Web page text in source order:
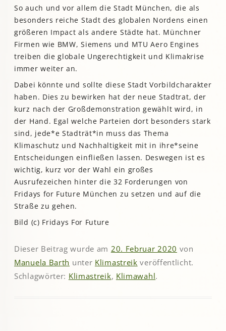
So auch und vor allem die Stadt München, die als
besonders reiche Stadt des globalen Nordens einen
größeren Impact als andere Städte hat. Münchner
Firmen wie BMW, Siemens und MTU Aero Engines
treiben die globale Ungerechtigkeit und Klimakrise
immer weiter an.
Dabei könnte und sollte diese Stadt Vorbildcharakter
haben. Dies zu bewirken hat der neue Stadtrat, der
kurz nach der Großdemonstration gewählt wird, in
der Hand. Egal welche Parteien dort besonders stark
sind, jede*e Stadträt*in muss das Thema
Klimaschutz und Nachhaltigkeit mit in ihre*seine
Entscheidungen einfließen lassen. Deswegen ist es
wichtig, kurz vor der Wahl ein großes
Ausrufezeichen hinter die 32 Forderungen von
Fridays for Future München zu setzen und auf die
Straße zu gehen.
Bild (c) Fridays For Future
Dieser Beitrag wurde am 20. Februar 2020 von
Manuela Barth unter Klimastreik veröffentlicht.
Schlagwörter: Klimastreik, Klimawahl.